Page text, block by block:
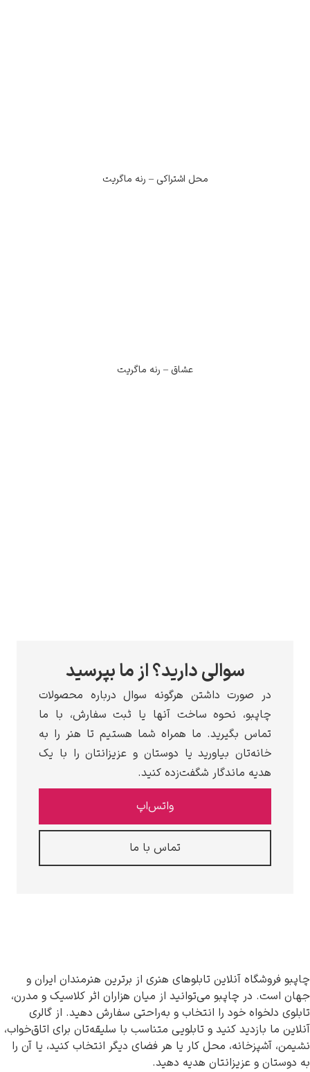
محل اشتراکی – رنه ماگریت
عشاق – رنه ماگریت
دارید؟ از ما بپرسید
داشتن هرگونه سوال درباره محصولات
نحوه ساخت آنها یا ثبت سفارش، با ما
ما همراه شما هستیم تا هنر را به
بیاورید یا دوستان و عزیزانتان را با یک
شگفت‌زده کنید.
تابلوهای هنری از برترین هنرمندان ایران و
می‌توانید از میان هزاران اثر کلاسیک و مدرن،
را انتخاب و به‌راحتی سفارش دهید. از گالری
کنید و تابلویی متناسب با سلیقه‌تان برای اتاق‌خواب،
محل کار یا هر فضای دیگر انتخاب کنید، یا آن را
هدیه دهید.